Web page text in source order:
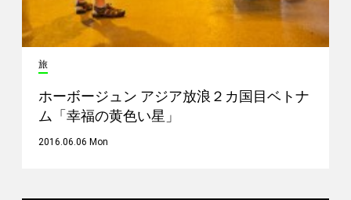
旅
ホーボージュン アジア放浪２カ国目ベトナ
ム「幸福の黄色い星」
2016.06.06 Mon